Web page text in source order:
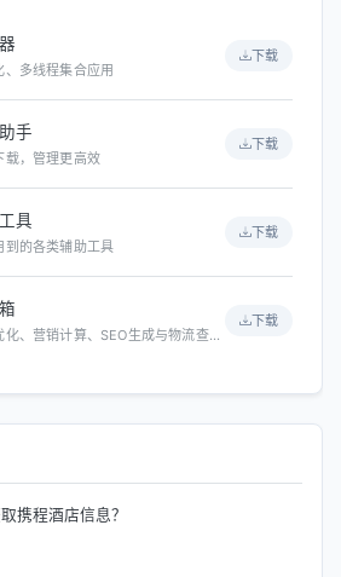
多线程集合应用
下载
手
载，管理更高效
下载
具
到的各类辅助工具
下载
数据处理、图像优化、营销计算、SEO生成与物流查询等
下载
携程酒店信息？